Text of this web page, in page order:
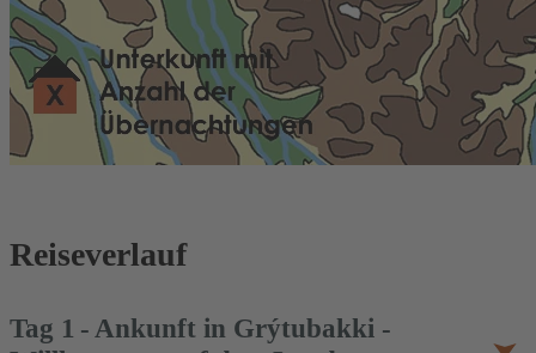
Reiseverlauf
Tag 1
Ankunft in Grýtubakki -